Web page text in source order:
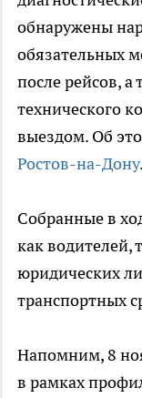
обнаружены
обязательных
после рейсов, а
технического
выездом. Об
Ростов-на-Дону.
Собранные в
как водителей,
юридических
транспортных
Напомним, 8
в рамках